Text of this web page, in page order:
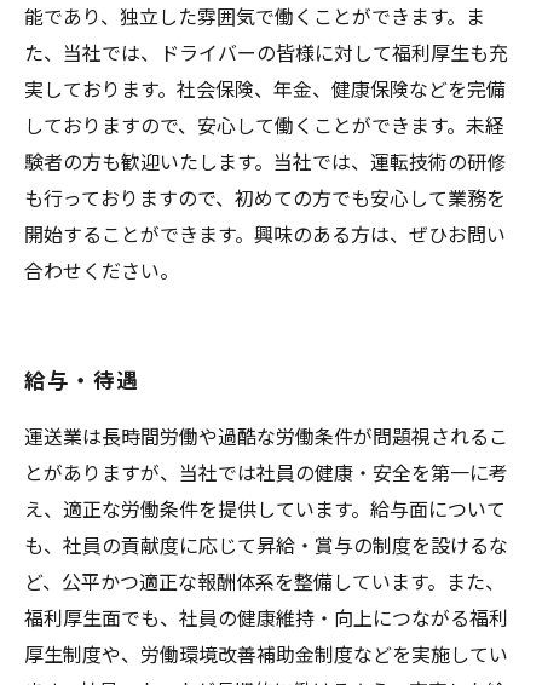
能であり、独立した雰囲気で働くことができます。ま
た、当社では、ドライバーの皆様に対して福利厚生も充
実しております。社会保険、年金、健康保険などを完備
しておりますので、安心して働くことができます。未経
験者の方も歓迎いたします。当社では、運転技術の研修
も行っておりますので、初めての方でも安心して業務を
開始することができます。興味のある方は、ぜひお問い
合わせください。
給与・待遇
運送業は長時間労働や過酷な労働条件が問題視されるこ
とがありますが、当社では社員の健康・安全を第一に考
え、適正な労働条件を提供しています。給与面について
も、社員の貢献度に応じて昇給・賞与の制度を設けるな
ど、公平かつ適正な報酬体系を整備しています。また、
福利厚生面でも、社員の健康維持・向上につながる福利
厚生制度や、労働環境改善補助金制度などを実施してい